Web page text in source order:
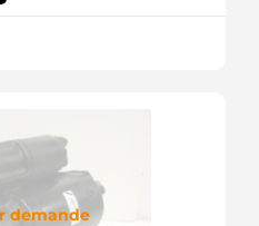
demande